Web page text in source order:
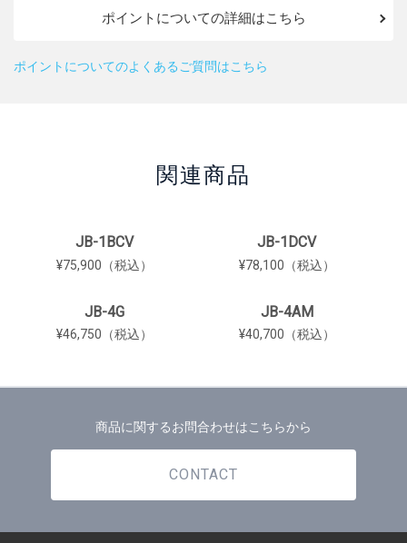
ポイントについての詳細はこちら
ポイントについてのよくあるご質問はこちら
関連商品
JB-1BCV
¥75,900（税込）
JB-1DCV
¥78,100（税込）
JB-4G
¥46,750（税込）
JB-4AM
¥40,700（税込）
商品に関するお問合わせはこちらから
CONTACT